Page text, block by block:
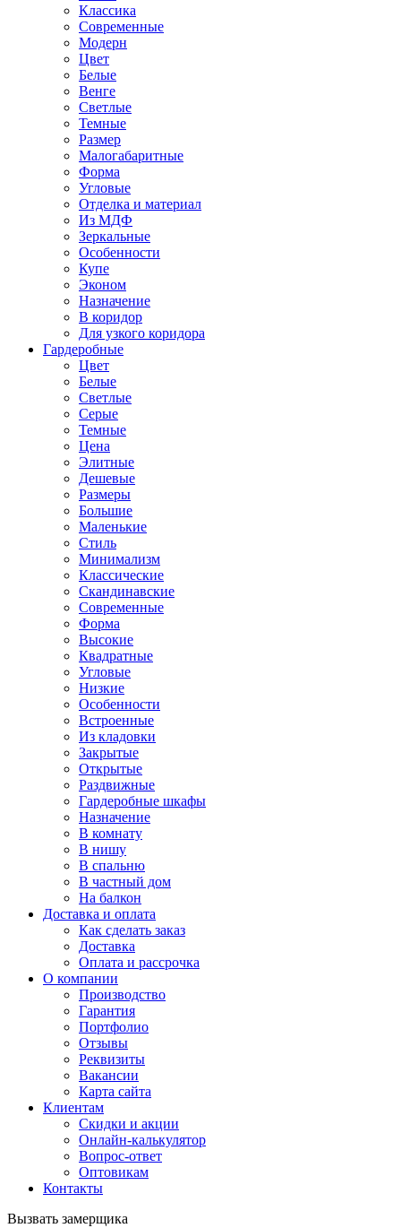
Классика
Современные
Модерн
Цвет
Белые
Венге
Светлые
Темные
Размер
Малогабаритные
Форма
Угловые
Отделка и материал
Из МДФ
Зеркальные
Особенности
Купе
Эконом
Назначение
В коридор
Для узкого коридора
Гардеробные
Цвет
Белые
Светлые
Серые
Темные
Цена
Элитные
Дешевые
Размеры
Большие
Маленькие
Стиль
Минимализм
Классические
Скандинавские
Современные
Форма
Высокие
Квадратные
Угловые
Низкие
Особенности
Встроенные
Из кладовки
Закрытые
Открытые
Раздвижные
Гардеробные шкафы
Назначение
В комнату
В нишу
В спальню
В частный дом
На балкон
Доставка и оплата
Как сделать заказ
Доставка
Оплата и рассрочка
О компании
Производство
Гарантия
Портфолио
Отзывы
Реквизиты
Вакансии
Карта сайта
Клиентам
Скидки и акции
Онлайн-калькулятор
Вопрос-ответ
Оптовикам
Контакты
Вызвать замерщика